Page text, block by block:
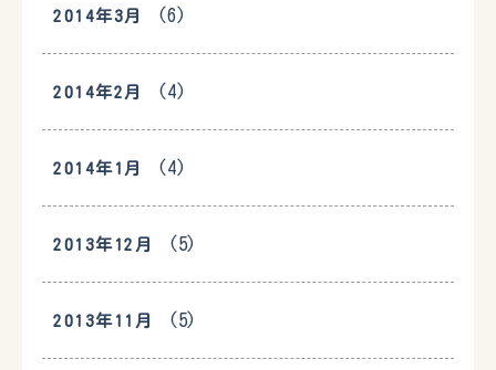
2014年3月 (6)
2014年2月 (4)
2014年1月 (4)
2013年12月 (5)
2013年11月 (5)